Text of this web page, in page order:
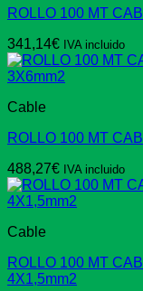
ROLLO 100 MT
341,14€ IVA incluido
Cable
ROLLO 100 MT
488,27€ IVA incluido
Cable
ROLLO 100 MT
4X1,5mm2